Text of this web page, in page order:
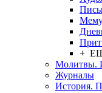
+
Молитвы.
Журналы
История.